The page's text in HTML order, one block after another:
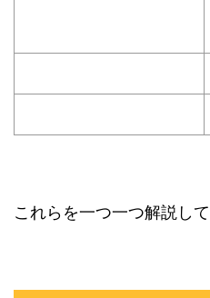
これらを一つ一つ解説して